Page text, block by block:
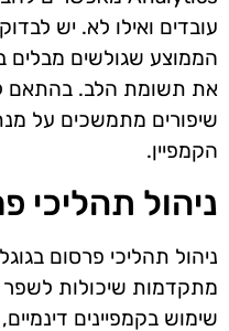
עובדים ואילו לא. יש
הממוצע שגולשים מבלים
את תשומת הלב. בהתאם
שיפורים מתמשכים על
הקמפיין.
ניהול תהליכי
ניהול תהליכי פרסום
מתקדמות שיכולות
שימוש בקמפיינים